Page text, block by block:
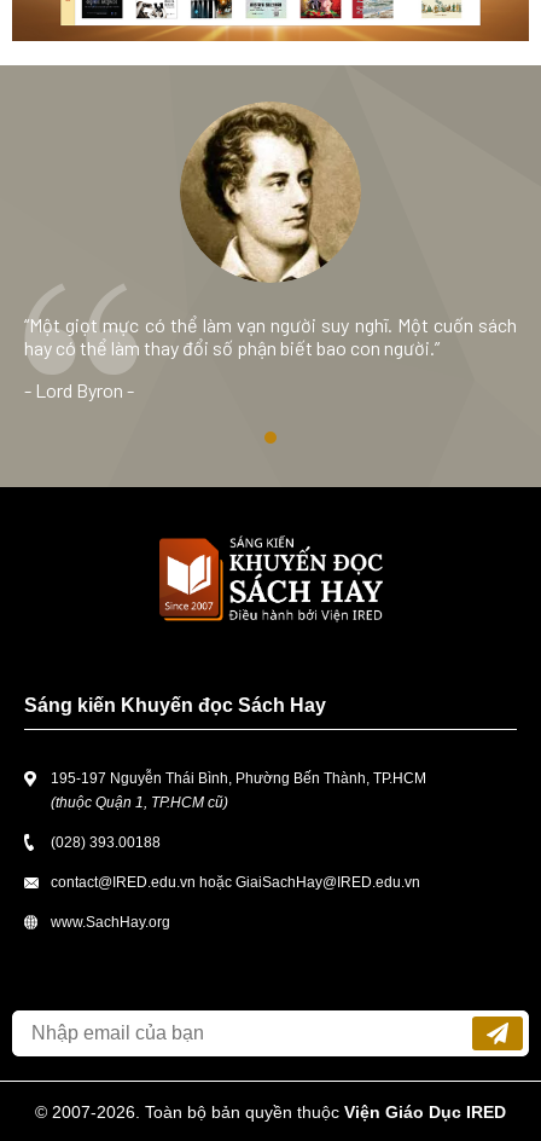
“Một giọt mực có thể làm vạn người suy nghĩ. Một cuốn sách
hay có thể làm thay đổi số phận biết bao con người.”
- Lord Byron -
Sáng kiến Khuyến đọc Sách Hay
195-197 Nguyễn Thái Bình, Phường Bến Thành, TP.HCM
(thuộc Quận 1, TP.HCM cũ)
(028) 393.00188
contact@IRED.edu.vn hoặc GiaiSachHay@IRED.edu.vn
www.SachHay.org
© 2007-2026. Toàn bộ bản quyền thuộc Viện Giáo Dục IRED